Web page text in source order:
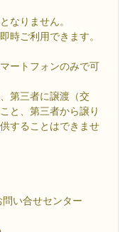
なりません。
時ご利用できます。
ートフォンのみで可
第三者に譲渡（交
と、第三者から譲り
することはできませ
問い合せセンター